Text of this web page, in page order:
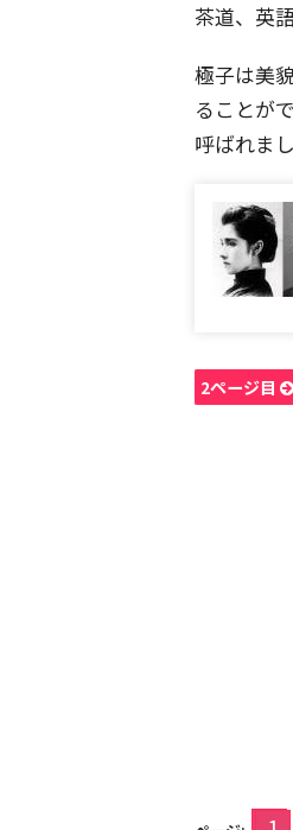
茶道、英
極子は美
ることが
呼ばれまし
2ページ目